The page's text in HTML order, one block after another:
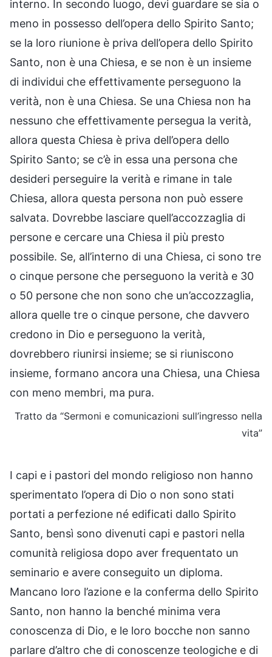
interno. In secondo luogo, devi guardare se sia o
meno in possesso dell’opera dello Spirito Santo;
se la loro riunione è priva dell’opera dello Spirito
Santo, non è una Chiesa, e se non è un insieme
di individui che effettivamente perseguono la
verità, non è una Chiesa. Se una Chiesa non ha
nessuno che effettivamente persegua la verità,
allora questa Chiesa è priva dell’opera dello
Spirito Santo; se c’è in essa una persona che
desideri perseguire la verità e rimane in tale
Chiesa, allora questa persona non può essere
salvata. Dovrebbe lasciare quell’accozzaglia di
persone e cercare una Chiesa il più presto
possibile. Se, all’interno di una Chiesa, ci sono tre
o cinque persone che perseguono la verità e 30
o 50 persone che non sono che un’accozzaglia,
allora quelle tre o cinque persone, che davvero
credono in Dio e perseguono la verità,
dovrebbero riunirsi insieme; se si riuniscono
insieme, formano ancora una Chiesa, una Chiesa
con meno membri, ma pura.
Tratto da “Sermoni e comunicazioni sull’ingresso nella
vita”
I capi e i pastori del mondo religioso non hanno
sperimentato l’opera di Dio o non sono stati
portati a perfezione né edificati dallo Spirito
Santo, bensì sono divenuti capi e pastori nella
comunità religiosa dopo aver frequentato un
seminario e avere conseguito un diploma.
Mancano loro l’azione e la conferma dello Spirito
Santo, non hanno la benché minima vera
conoscenza di Dio, e le loro bocche non sanno
parlare d’altro che di conoscenze teologiche e di